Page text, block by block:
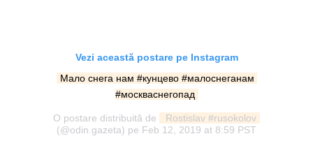
Vezi această postare pe Instagram
Мало снега нам #кунцево #малоснеганам
#москваснегопад
O postare distribuită de
Rostislav #rusokolov
(@odin.gazeta) pe Feb 12, 2019 at 8:59 PST